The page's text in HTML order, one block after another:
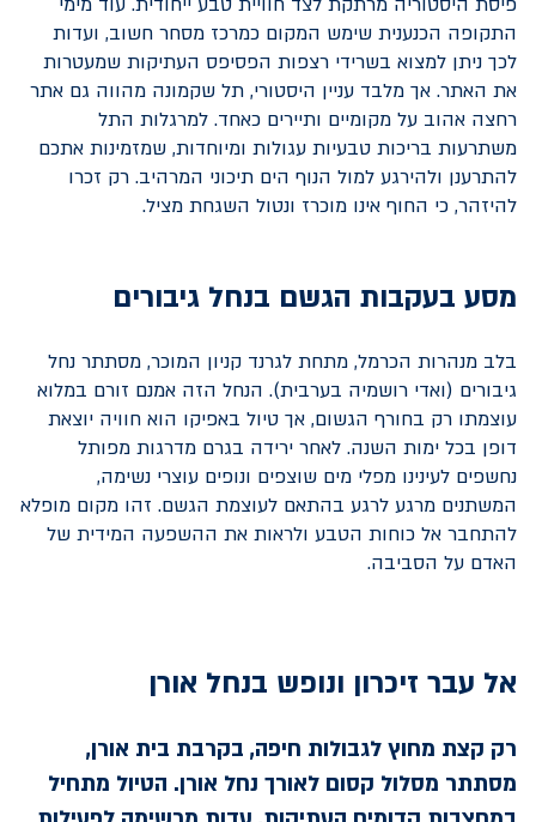
התקופה הכנענית שימש המקום כמרכז מסחר חשוב, ועדות
לכך ניתן למצוא בשרידי רצפות הפסיפס העתיקות שמעטרות
את האתר. אך מלבד עניין היסטורי, תל שקמונה מהווה גם אתר
רחצה אהוב על מקומיים ותיירים כאחד. למרגלות התל
משתרעות בריכות טבעיות עגולות ומיוחדות, שמזמינות אתכם
להתרענן ולהירגע למול הנוף הים תיכוני המרהיב. רק זכרו
להיזהר, כי החוף אינו מוכרז ונטול השגחת מציל.
מסע בעקבות הגשם בנחל גיבורים
בלב מנהרות הכרמל, מתחת לגרנד קניון המוכר, מסתתר נחל
גיבורים (ואדי רושמיה בערבית). הנחל הזה אמנם זורם במלוא
עוצמתו רק בחורף הגשום, אך טיול באפיקו הוא חוויה יוצאת
דופן בכל ימות השנה. לאחר ירידה בגרם מדרגות מפותל
נחשפים לעינינו מפלי מים שוצפים ונופים עוצרי נשימה,
המשתנים מרגע לרגע בהתאם לעוצמת הגשם. זהו מקום מופלא
להתחבר אל כוחות הטבע ולראות את ההשפעה המידית של
האדם על הסביבה.
אל עבר זיכרון ונופש בנחל אורן
רק קצת מחוץ לגבולות חיפה, בקרבת בית אורן,
מסתתר מסלול קסום לאורך נחל אורן. הטיול מתחיל